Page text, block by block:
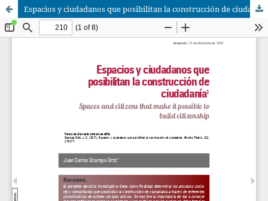
Espacios y ciudadanos que posibilitan la construcción de ciudadanía